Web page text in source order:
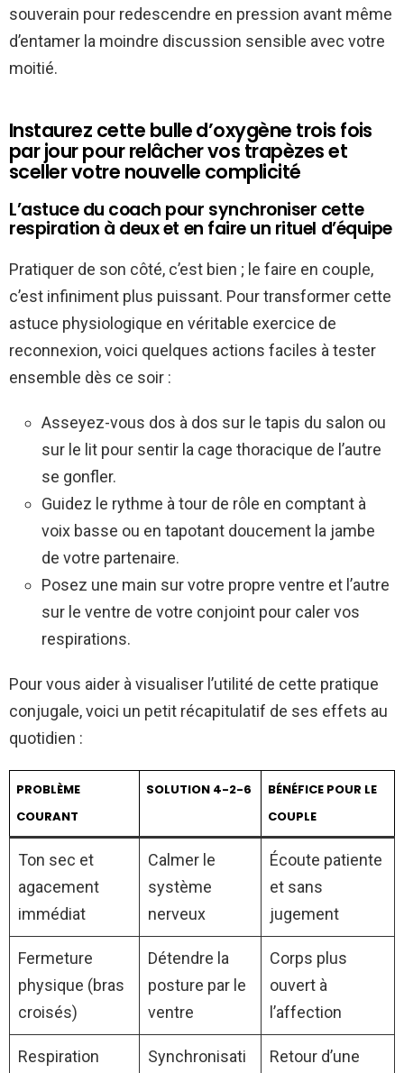
souverain pour redescendre en pression avant même
d’entamer la moindre discussion sensible avec votre
moitié.
Instaurez cette bulle d’oxygène trois fois
par jour pour relâcher vos trapèzes et
sceller votre nouvelle complicité
L’astuce du coach pour synchroniser cette
respiration à deux et en faire un rituel d’équipe
Pratiquer de son côté, c’est bien ; le faire en couple,
c’est infiniment plus puissant. Pour transformer cette
astuce physiologique en véritable exercice de
reconnexion, voici quelques actions faciles à tester
ensemble dès ce soir :
Asseyez-vous dos à dos sur le tapis du salon ou
sur le lit pour sentir la cage thoracique de l’autre
se gonfler.
Guidez le rythme à tour de rôle en comptant à
voix basse ou en tapotant doucement la jambe
de votre partenaire.
Posez une main sur votre propre ventre et l’autre
sur le ventre de votre conjoint pour caler vos
respirations.
Pour vous aider à visualiser l’utilité de cette pratique
conjugale, voici un petit récapitulatif de ses effets au
quotidien :
PROBLÈME
COURANT
SOLUTION 4-2-6
BÉNÉFICE POUR LE
COUPLE
Ton sec et
agacement
immédiat
Calmer le
système
nerveux
Écoute patiente
et sans
jugement
Fermeture
physique (bras
croisés)
Détendre la
posture par le
ventre
Corps plus
ouvert à
l’affection
Respiration
Synchronisati
Retour d’une